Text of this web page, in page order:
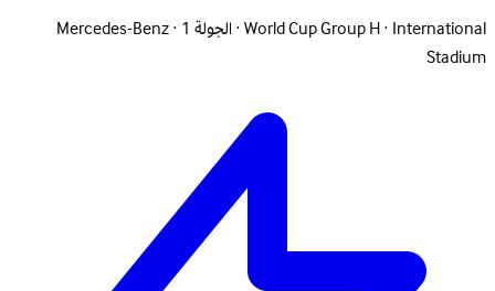
World Cup Group H· International
·الجولة 1 ·
Mercedes-Benz
Stadium